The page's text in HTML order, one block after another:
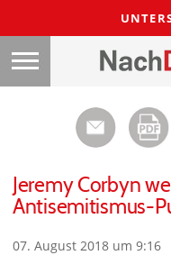
Jeremy Corbyn
Antisemitismus-
07. August 2018 um 9:16